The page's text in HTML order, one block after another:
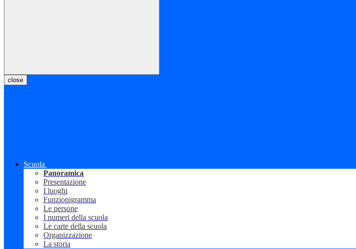
close
Scuola
Panoramica
Presentazione
I luoghi
Funzionigramma
Le persone
I numeri della scuola
Le carte della scuola
Organizzazione
La storia